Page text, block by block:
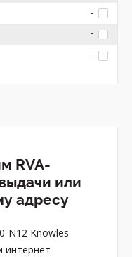
-
-
-
RVA-
или
адресу
N12 Knowles
интернет